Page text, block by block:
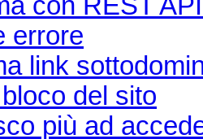
errore
link
del sito
più ad